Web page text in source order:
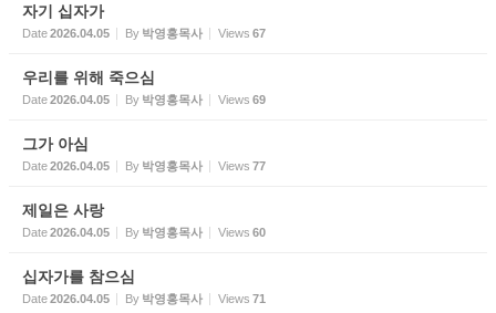
자기 십자가
Date2026.04.05 By 박영홍목사 Views 67
우리를 위해 죽으심
Date2026.04.05 By 박영홍목사 Views 69
그가 아심
Date2026.04.05 By 박영홍목사 Views 77
제일은 사랑
Date2026.04.05 By 박영홍목사 Views 60
십자가를 참으심
Date2026.04.05 By 박영홍목사 Views 71